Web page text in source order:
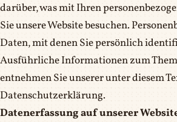
darüber, was mit Ihren
Sie unsere Website besuchen.
Daten, mit denen Sie persönlich
Ausführliche Informationen zum
entnehmen Sie unserer unter diesem
Datenschutzerklärung.
Datenerfassung auf unserer